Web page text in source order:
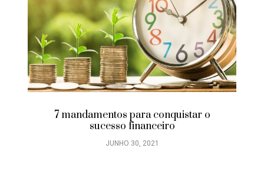
7 mandamentos para conquistar o
sucesso financeiro
JUNHO 30, 2021